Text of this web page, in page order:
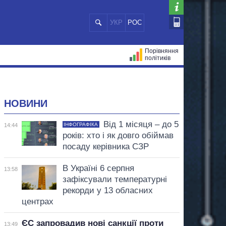
УКР РОС
Порівняння
політиків
НОВИНИ
14:44 ІНФОГРАФІКА
Від 1 місяця – до 5
років: хто і як довго обіймав
посаду керівника СЗР
13:58
В Україні 6 серпня
зафіксували температурні
рекорди у 13 обласних
центрах
13:49
ЄС запровадив нові санкції проти